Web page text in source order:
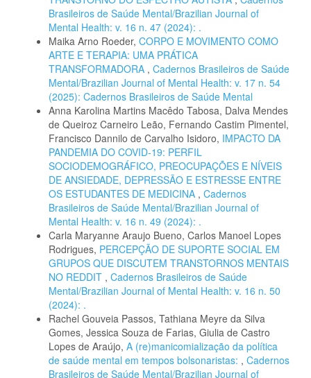
Brasileiros de Saúde Mental/Brazilian Journal of
Mental Health: v. 16 n. 47 (2024): .
Maika Arno Roeder, CORPO E MOVIMENTO COMO
ARTE E TERAPIA: UMA PRÁTICA
TRANSFORMADORA , Cadernos Brasileiros de Saúde
Mental/Brazilian Journal of Mental Health: v. 17 n. 54
(2025): Cadernos Brasileiros de Saúde Mental
Anna Karolina Martins Macêdo Tabosa, Dalva Mendes
de Queiroz Carneiro Leão, Fernando Castim Pimentel,
Francisco Dannilo de Carvalho Isidoro, IMPACTO DA
PANDEMIA DO COVID-19: PERFIL
SOCIODEMOGRÁFICO, PREOCUPAÇÕES E NÍVEIS
DE ANSIEDADE, DEPRESSÃO E ESTRESSE ENTRE
OS ESTUDANTES DE MEDICINA , Cadernos
Brasileiros de Saúde Mental/Brazilian Journal of
Mental Health: v. 16 n. 49 (2024): .
Carla Maryanne Araujo Bueno, Carlos Manoel Lopes
Rodrigues, PERCEPÇÃO DE SUPORTE SOCIAL EM
GRUPOS QUE DISCUTEM TRANSTORNOS MENTAIS
NO REDDIT , Cadernos Brasileiros de Saúde
Mental/Brazilian Journal of Mental Health: v. 16 n. 50
(2024): .
Rachel Gouveia Passos, Tathiana Meyre da Silva
Gomes, Jessica Souza de Farias, Giulia de Castro
Lopes de Araújo, A (re)manicomialização da política
de saúde mental em tempos bolsonaristas: , Cadernos
Brasileiros de Saúde Mental/Brazilian Journal of